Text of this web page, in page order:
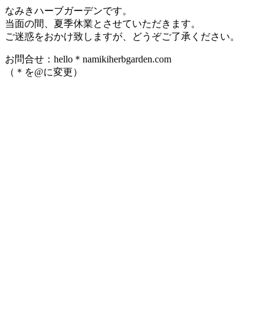
なみきハーブガーデンです。
当面の間、夏季休業とさせていただきます。
ご迷惑をおかけ致しますが、どうぞご了承ください。
お問合せ：hello＊namikiherbgarden.com
（＊を@に変更）